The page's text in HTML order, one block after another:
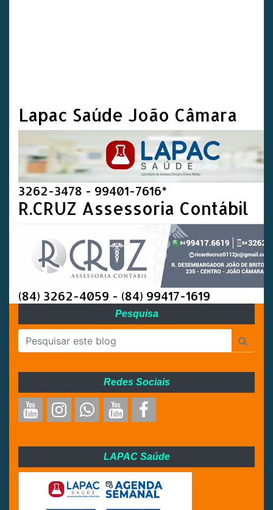
Lapac Saúde João Câmara
3262-3478 - 99401-7616*
R.CRUZ Assessoria Contábil
(84) 3262-4059 - (84) 99417-1619
Pesquisa
Redes Sociais
LAPAC Saúde